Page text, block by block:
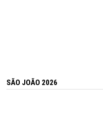
SÃO JOÃO 2026